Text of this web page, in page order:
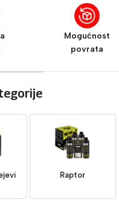
Mogućnost
povrata
Raptor